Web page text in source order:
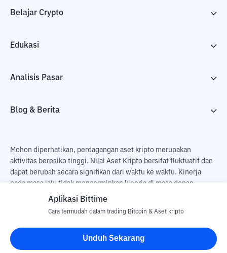
Belajar Crypto
Edukasi
Analisis Pasar
Blog & Berita
Mohon diperhatikan, perdagangan aset kripto merupakan
aktivitas beresiko tinggi. Nilai Aset Kripto bersifat fluktuatif dan
dapat berubah secara signifikan dari waktu ke waktu. Kinerja
pada masa lalu tidak mencerminkan kinerja di masa depan.
Terdapat risiko kehilangan sebagai dampak dari membeli dan
pengguna. PT Utama Aset Digital Indonesia (Bittime) tidak
bertanggung jawab atas perubahan fluktuasi dari nilai tukar Aset
Kripto.
Aplikasi Bittime
Cara termudah dalam trading Bitcoin & Aset kripto
Unduh Sekarang